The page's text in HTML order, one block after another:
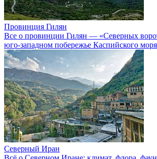
Провинция Гилян
Все о провинции Гилян — «Северных
юго‑западном побережье Каспийского
Северный Иран